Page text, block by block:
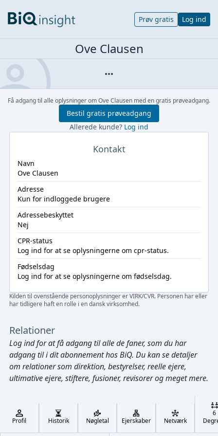
Cmd/Ctrl + K
Prøv gratis Log ind
Ove Clausen
Få adgang til alle oplysninger om Ove Clausen med en gratis prøveadgang.
Bestil gratis prøveadgang
Allerede kunde? Log ind
Kontakt
Navn
Ove Clausen
Adresse
Kun for indloggede brugere
Adressebeskyttet
Nej
CPR-status
Log ind for at se oplysningerne om cpr-status.
Fødselsdag
Log ind for at se oplysningerne om fødselsdag.
Kilden til ovenstående personoplysninger er VIRK/CVR. Personen har eller
har tidligere haft en rolle i en dansk virksomhed.
Relationer
Log indfor at få adgang til alle de faner, som du har
adgang til i dit abonnement hos BiQ. Du kan se detaljer
om relationer som direktion, bestyrelser, reelle ejere,
ultimative ejere, stiftere, fusioner, revisorer og meget mere.
Profil Historik Nøgletal Ejerskaber Netværk
6